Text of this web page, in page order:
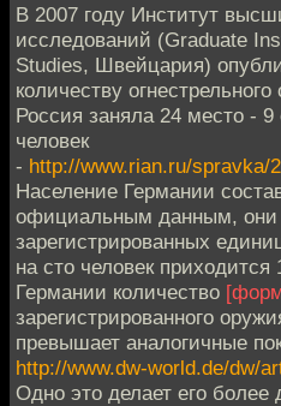
В 2007 году Институт
исследований (Graduate
Studies, Швейцария)
количеству
Россия заняла 24 место -
человек
- http://www.rian.ru/spravka/
Население Германии
официальным данным, они
зарегистрированных
на сто человек
Германии количество
зарегистрированного
превышает аналогичные
http://www.dw-world.de/dw/
Одно это делает его более